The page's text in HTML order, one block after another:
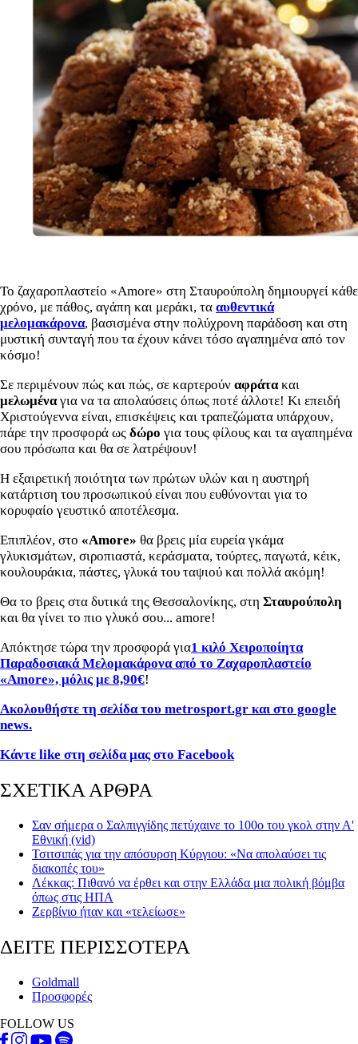
Το ζαχαροπλαστείο «Amore» στη Σταυρούπολη δημιουργεί κάθε
χρόνο, με πάθος, αγάπη και μεράκι, τα αυθεντικά
μελομακάρονα, βασισμένα στην πολύχρονη παράδοση και στη
μυστική συνταγή που τα έχουν κάνει τόσο αγαπημένα από τον
κόσμο!
Σε περιμένουν πώς και πώς, σε καρτερούν αφράτακαι
μελωμέναγια να τα απολαύσεις όπως ποτέ άλλοτε! Κι επειδή
Χριστούγεννα είναι, επισκέψεις και τραπεζώματα υπάρχουν,
πάρε την προσφορά ως δώρο για τους φίλους και τα αγαπημένα
σου πρόσωπα και θα σε λατρέψουν!
Η εξαιρετική ποιότητα των πρώτων υλών και η αυστηρή
κατάρτιση του προσωπικού είναι που ευθύνονται για το
κορυφαίο γευστικό αποτέλεσμα.
Επιπλέον, στο «Amore» θα βρεις μία ευρεία γκάμα
γλυκισμάτων, σιροπιαστά, κεράσματα, τούρτες, παγωτά, κέικ,
κουλουράκια, πάστες, γλυκά του ταψιού και πολλά ακόμη!
Θα το βρεις στα δυτικά της Θεσσαλονίκης, στη Σταυρούπολη
και θα γίνει το πιο γλυκό σου... amore!
Απόκτησε τώρα την προσφορά για1 κιλό Χειροποίητα
Παραδοσιακά Μελομακάρονα από το Ζαχαροπλαστείο
«Amore», μόλις με 8,90€!
Ακολουθήστε τη σελίδα του metrosport.gr και στο google
news.
Κάντε like στη σελίδα μας στο Facebook
ΣΧΕΤΙΚΑ ΑΡΘΡΑ
Σαν σήμερα ο Σαλπιγγίδης πετύχαινε το 100ο του γκολ στην Α'
Εθνική (vid)
Τσιτσιπάς για την απόσυρση Κύργιου: «Να απολαύσει τις
διακοπές του»
Λέκκας: Πιθανό να έρθει και στην Ελλάδα μια πολική βόμβα
όπως στις ΗΠΑ
Ζερβίνιο ήταν και «τελείωσε»
ΔΕΙΤΕ ΠΕΡΙΣΣΟΤΕΡΑ
Goldmall
Προσφορές
FOLLOW US